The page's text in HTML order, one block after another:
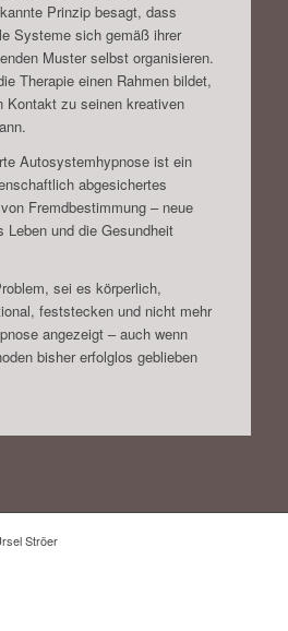
Prinzip besagt, dass
Systeme sich gemäß ihrer
Muster selbst organisieren.
Therapie einen Rahmen bildet,
Kontakt zu seinen kreativen
Autosystemhypnose ist ein
abgesichertes
Fremdbestimmung – neue
Leben und die Gesundheit
sei es körperlich,
feststecken und nicht mehr
angezeigt – auch wenn
bisher erfolglos geblieben
Ströer